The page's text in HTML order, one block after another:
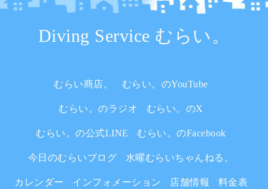
Diving Service むらい。
むらい商店。 むらい。のYouTube
むらい。のラジオ むらい。のX
むらい。の公式LINE むらい。のFacebook
今日のむらいブログ 水曜むらいちゃんねる。
カレンダー インフォメーション 店舗情報 料金表